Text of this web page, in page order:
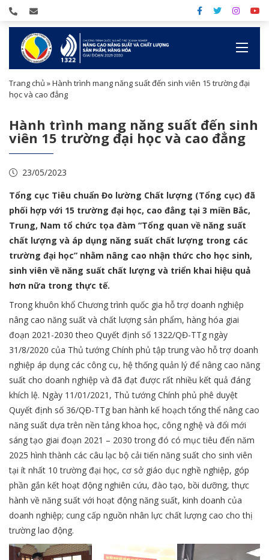
Trang chủ »Hành trình mang năng suất đến sinh viên 15 trường đại
học và cao đẳng
Hành trình mang năng suất đến sinh
viên 15 trường đại học và cao đẳng
23/05/2023
Tổng cục Tiêu chuẩn Đo lường Chất lượng (Tổng cục) đã
phối hợp với 15 trường đại học, cao đẳng tại 3 miền Bắc,
Trung, Nam tổ chức tọa đàm “Tổng quan về năng suất
chất lượng và áp dụng năng suất chất lượng trong các
trường đại học” nhằm nâng cao nhận thức cho học sinh,
sinh viên về năng suất chất lượng và triển khai hiệu quả
hơn nữa trong thực tế.
Trong khuôn khổ Chương trình quốc gia hỗ trợ doanh nghiệp
nâng cao năng suất và chất lượng sản phẩm, hàng hóa giai
đoạn 2021-2030 theo Quyết định số 1322/QĐ-TTg ngày
31/8/2020 của Thủ tướng Chính phủ tập trung vào hỗ trợ doanh
nghiệp áp dụng các công cụ, hệ thống quản lý để nâng cao năng
suất cho doanh nghiệp và đã đạt được rất nhiều kết quả đáng
khích lệ. Ngày 11/01/2021, Thủ tướng Chính phủ phê duyệt
Quyết định số 36/QĐ-TTg ban hành kế hoạch tổng thể nâng cao
năng suất dựa trên nền tảng khoa học, công nghệ và đổi mới
sáng tạo giai đoạn 2021 – 2030 trong đó có mục tiêu đến năm
2025 hình thành các câu lạc bộ cải tiến năng suất cho sinh viên
tại ít nhất 10 trường đại học, cơ sở giáo dục nghề nghiệp, góp
phần gắn kết hoạt động nghiên cứu, đào tạo, bồi dưỡng, thực
hành về năng suất với hoạt động năng suất, kinh doanh của
doanh nghiệp; cung cấp nguồn nhân lực chất lượng cao cho thị
trường lao động.